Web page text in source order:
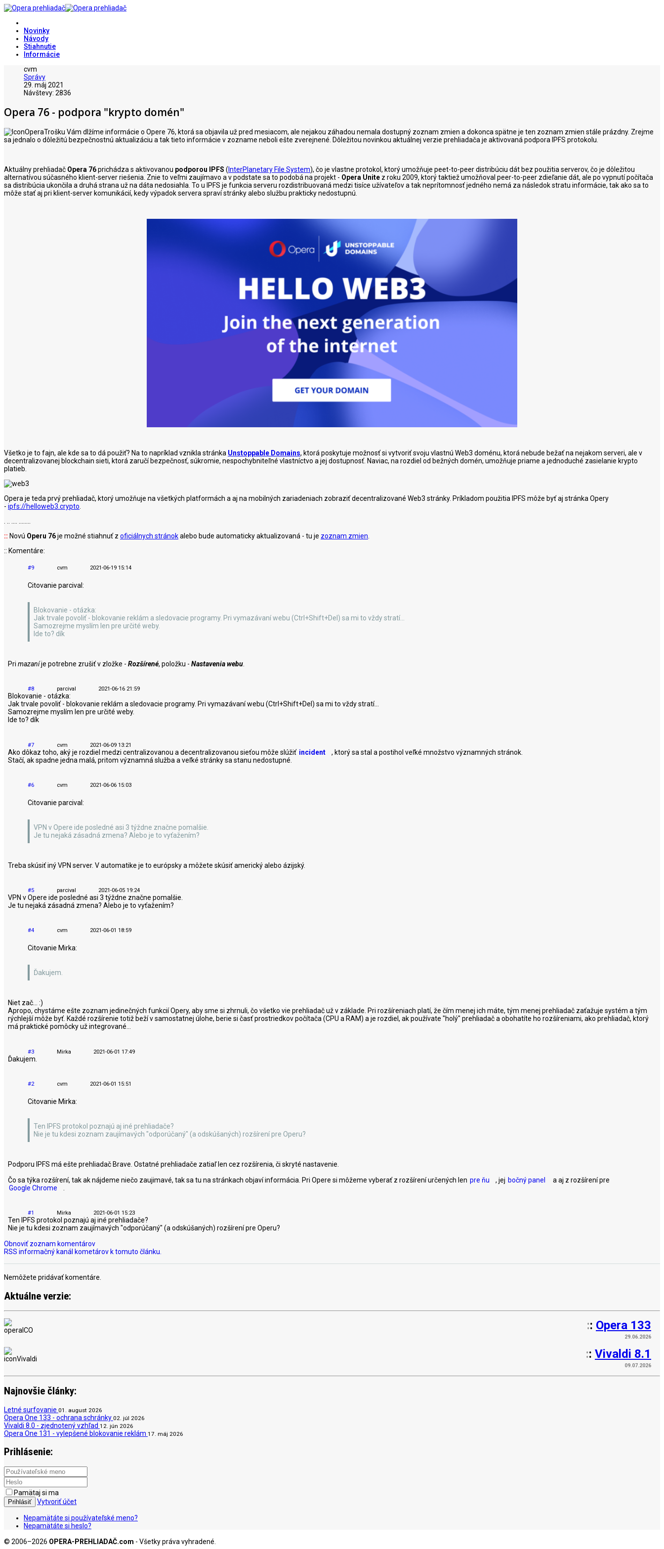
Novinky
Návody
Stiahnutie
Informácie
cvm
Správy
29. máj 2021
Návštevy: 2836
Opera 76 - podpora "krypto domén"
Trošku Vám dlžíme informácie o Opere 76, ktorá sa objavila už pred mesiacom, ale nejakou záhadou nemala dostupný zoznam zmien a dokonca spätne je ten zoznam zmien stále prázdny. Zrejme
sa jednalo o dôležitú bezpečnostnú aktualizáciu a tak tieto informácie v zozname neboli ešte zverejnené. Dôležitou novinkou aktuálnej verzie prehliadača je aktivovaná podpora IPFS protokolu.
Aktuálny prehliadač Opera 76prichádza s aktivovanou podporou IPFS ( InterPlanetary File System), čo je vlastne protokol, ktorý umožňuje peet-to-peer distribúciu dát bez použitia serverov, čo je dôležitou
alternatívou súčasného klient-server riešenia. Znie to veľmi zaujímavo a v podstate sa to podobá na projekt - Opera Unite z roku 2009, ktorý taktiež umožňoval peer-to-peer zdieľanie dát, ale po vypnutí počítača
sa distribúcia ukončila a druhá strana už na dáta nedosiahla. To u IPFS je funkcia serveru rozdistribuovaná medzi tisíce užívateľov a tak neprítomnosť jedného nemá za následok stratu informácie, tak ako sa to
môže stať aj pri klient-server komunikácií, kedy výpadok servera spraví stránky alebo službu prakticky nedostupnú.
Všetko je to fajn, ale kde sa to dá použiť? Na to napríklad vznikla stránka Unstoppable Domains, ktorá poskytuje možnosť si vytvoriť svoju vlastnú Web3 doménu, ktorá nebude bežať na nejakom serveri, ale v
decentralizovanej blockchain sieti, ktorá zaručí bezpečnosť, súkromie, nespochybniteľné vlastníctvo a jej dostupnosť. Naviac, na rozdiel od bežných domén, umožňuje priame a jednoduché zasielanie krypto
platieb.
Opera je teda prvý prehliadač, ktorý umožňuje na všetkých platformách a aj na mobilných zariadeniach zobraziť decentralizované Web3 stránky. Príkladom použitia IPFS môže byť aj stránka Opery
- ipfs://helloweb3.crypto
:: Novú Operu 76je možné stiahnuť z oficiálnych stránokalebo bude automaticky aktualizovaná - tu je zoznam zmien
:: Komentáre:
#9 cvm 2021-06-19 15:14
Citovanie parcival:
Blokovanie - otázka:
Jak trvale povoliť - blokovanie reklám a sledovacie programy. Pri vymazávaní webu (Ctrl+Shift+Del) sa mi to vždy stratí...
Samozrejme myslím len pre určité weby.
Ide to? dík
Pri mazaníje potrebne zrušiť v zložke - Rozšírené, položku - Nastavenia webu.
#8 parcival 2021-06-16 21:59
Blokovanie - otázka:
Jak trvale povoliť - blokovanie reklám a sledovacie programy. Pri vymazávaní webu (Ctrl+Shift+Del) sa mi to vždy stratí...
Samozrejme myslím len pre určité weby.
Ide to? dík
#7 cvm 2021-06-09 13:21
Ako dôkaz toho, aký je rozdiel medzi centralizovanou a decentralizovanou sieťou môže slúžiť incident
, ktorý sa stal a postihol veľké množstvo významných stránok.
Stačí, ak spadne jedna malá, pritom významná služba a veľké stránky sa stanu nedostupné.
#6 cvm 2021-06-06 15:03
Citovanie parcival:
VPN v Opere ide posledné asi 3 týždne značne pomalšie.
Je tu nejaká zásadná zmena? Alebo je to vyťažením?
Treba skúsiť iný VPN server. V automatike je to európsky a môžete skúsiť americký alebo ázijský.
#5 parcival 2021-06-05 19:24
VPN v Opere ide posledné asi 3 týždne značne pomalšie.
Je tu nejaká zásadná zmena? Alebo je to vyťažením?
#4 cvm 2021-06-01 18:59
Citovanie Mirka:
Ďakujem.
Niet zač... :)
Apropo, chystáme ešte zoznam jedinečných funkcií Opery, aby sme si zhrnuli, čo všetko vie prehliadač už v základe. Pri rozšíreniach platí, že čím menej ich máte, tým menej prehliadač zaťažuje systém a tým
rýchlejší môže byť. Každé rozšírenie totiž beží v samostatnej úlohe, berie si časť prostriedkov počítača (CPU a RAM) a je rozdiel, ak používate "holý" prehliadač a obohatíte ho rozšíreniami, ako prehliadač, ktorý
má praktické pomôcky už integrované...
#3 Mirka 2021-06-01 17:49
Ďakujem.
#2 cvm 2021-06-01 15:51
Citovanie Mirka:
Ten IPFS protokol poznajú aj iné prehliadače?
Nie je tu kdesi zoznam zaujímavých "odporúčaný" (a odskúšaných) rozšírení pre Operu?
Podporu IPFS má ešte prehliadač Brave. Ostatné prehliadače zatiaľ len cez rozšírenia, či skryté nastavenie.
Čo sa týka rozšírení, tak ak nájdeme niečo zaujimavé, tak sa tu na stránkach objaví informácia. Pri Opere si môžeme vyberať z rozšírení určených len pre ňu , jej bočný panel
a aj z rozšírení pre
Google Chrome
#1 Mirka 2021-06-01 15:23
Ten IPFS protokol poznajú aj iné prehliadače?
Nie je tu kdesi zoznam zaujímavých "odporúčaný" (a odskúšaných) rozšírení pre Operu?
Obnoviť zoznam komentárov
RSS informačný kanál kometárov k tomuto článku.
Nemôžete pridávať komentáre.
Aktuálne verzie:
:: Opera 133
29.06.2026
:: Vivaldi 8.1
09.07.2026
Najnovšie články:
Letné surfovanie 01. august 2026
Opera One 133 - ochrana schránky 02. júl 2026
Vivaldi 8.0 - zjednotený vzhľad 12. jún 2026
Opera One 131 - vylepšené blokovanie reklám 17. máj 2026
Prihlásenie:
Pamätaj si ma
Prihlásiť Vytvoriť účet
Nepamätáte si používateľské meno?
Nepamätáte si heslo?
© 2006–2026 OPERA-PREHLIADAČ.com - Všetky práva vyhradené.